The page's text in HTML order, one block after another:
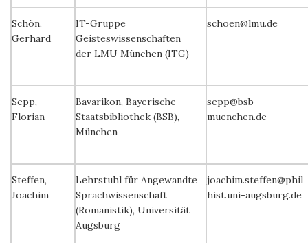
Schön,
Gerhard
IT-Gruppe
Geisteswissenschaften
der LMU München (ITG)
schoen@lmu.de
Sepp,
Florian
Bavarikon, Bayerische
Staatsbibliothek (BSB),
München
sepp@bsb-
muenchen.de
Steffen,
Joachim
Lehrstuhl für Angewandte
Sprachwissenschaft
(Romanistik), Universität
Augsburg
joachim.steffen@phil
hist.uni-augsburg.de